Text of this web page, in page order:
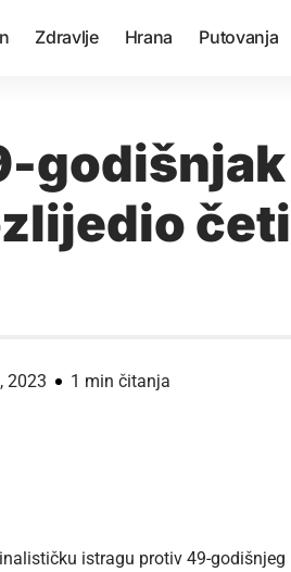
Zdravlje Hrana Putovanja
2023 1 min čitanja
istragu protiv 49-